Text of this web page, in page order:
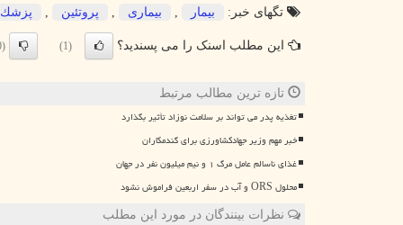
تگهای خبر: بیمار بیماری پروتئین پزشك
این مطلب اسنک را می پسندید؟ (1)
(0)
تازه ترین مطالب مرتبط
تغذیه پدر می تواند بر سلامت نوزاد تأثیر بگذارد
خبر مهم وزیر جهادکشاورزی برای گندمکاران
غذای ناسالم عامل مرگ ۱ و نیم میلیون نفر در جهان
محلول ORS و آب در سفر اربعین فراموش نشود
نظرات بینندگان در مورد این مطلب